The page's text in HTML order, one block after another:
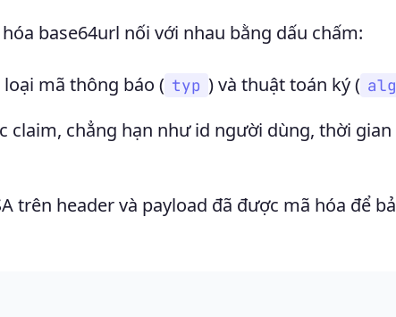
base64url nối với nhau bằng dấu chấm:
mã thông báo ( typ ) và thuật toán ký ( alg
claim, chẳng hạn như id người dùng, thời
trên header và payload đã được mã hóa để